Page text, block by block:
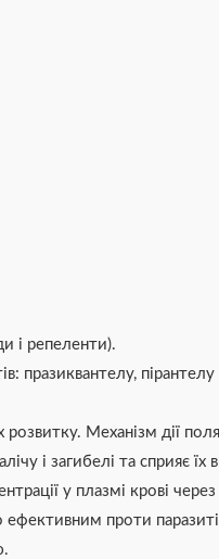
і репеленти).
празиквантелу,
Механізм дії
і загибелі та сприяє їх
у плазмі крові
проти